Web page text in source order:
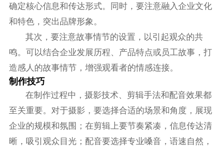
确定核心信息和传达形式。同时，要注意融入企业文化
和特色，突出品牌形象。
其次，要注意故事情节的设置，以引起观众的共
鸣。可以结合企业发展历程、产品特点或员工故事，打
造感人的故事情节，增强观看者的情感连接。
制作技巧
在制作过程中，摄影技术、剪辑手法和配音效果都
至关重要。对于摄影，要选择合适的场景和角度，展现
企业的规模和氛围；在剪辑上要节奏紧凑，信息传达清
晰，吸引观众目光；配音要选择专业嗓音，语速自然，